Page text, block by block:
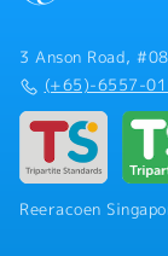
3 Anson Road,
(+65)-6557-
Reeracoen